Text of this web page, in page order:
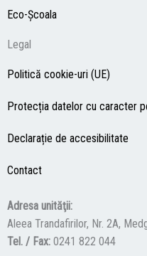
Eco-Şcoala
Legal
Politică cookie-uri (UE)
Protecția datelor cu caracter
Declarație de accesibilitate
Contact
Adresa unităţii:
Aleea Trandafirilor, Nr. 2A,
Tel. / Fax: 0241 822 044